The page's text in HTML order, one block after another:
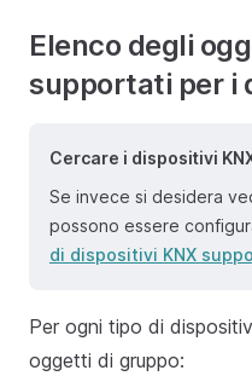
Elenco degli
supportati per i
Cercare i dispositivi
Se invece si desidera
possono essere
di dispositivi KNX
Per ogni tipo di
oggetti di gruppo: